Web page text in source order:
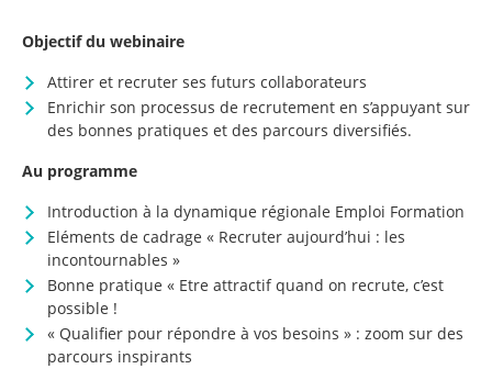
Objectif du webinaire
Attirer et recruter ses futurs collaborateurs
Enrichir son processus de recrutement en s’appuyant sur
des bonnes pratiques et des parcours diversifiés.
Au programme
Introduction à la dynamique régionale Emploi Formation
Eléments de cadrage « Recruter aujourd’hui : les
incontournables »
Bonne pratique « Etre attractif quand on recrute, c’est
possible !
« Qualifier pour répondre à vos besoins » : zoom sur des
parcours inspirants